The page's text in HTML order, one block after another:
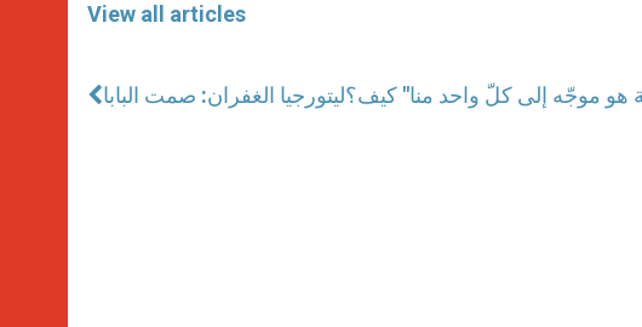
View all articles
ليتورجيا الغفران: صمت الباباهو موجّه إلى كلّ واحد منا" كيف؟